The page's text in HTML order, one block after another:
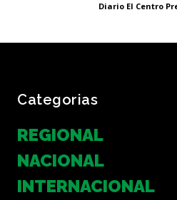
Diario El Centro
Categorias
REGIONAL
NACIONAL
INTERNACIONAL